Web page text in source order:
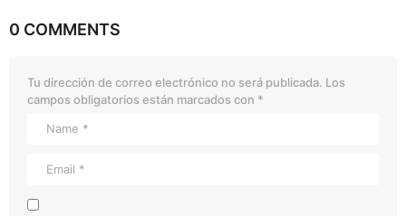
0 COMMENTS
Tu dirección de correo electrónico no será publicada. Los
campos obligatorios están marcados con *